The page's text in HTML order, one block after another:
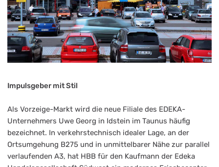
Impulsgeber mit Stil
Als Vorzeige-Markt wird die neue Filiale des EDEKA-
Unternehmers Uwe Georg in Idstein im Taunus häufig
bezeichnet. In verkehrstechnisch idealer Lage, an der
Ortsumgehung B275 und in unmittelbarer Nähe zur parallel
verlaufenden A3, hat HBB für den Kaufmann der Edeka